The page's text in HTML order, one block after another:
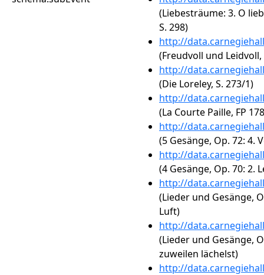
(Liebesträume: 3. O
S. 298)
http://
(Freudvoll und Leidvoll,
http://
(Die Loreley, S. 273/1)
http://
(La Courte Paille, FP
http://
(5 Gesänge, Op. 72: 4.
http://
(4 Gesänge, Op. 70: 2.
http://
(Lieder und Gesänge,
Luft)
http://
(Lieder und Gesänge,
zuweilen lächelst)
http://